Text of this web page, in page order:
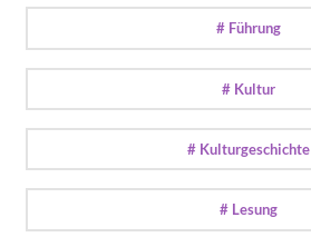
# Führung
# Kultur
# Kulturgeschichte
# Lesung